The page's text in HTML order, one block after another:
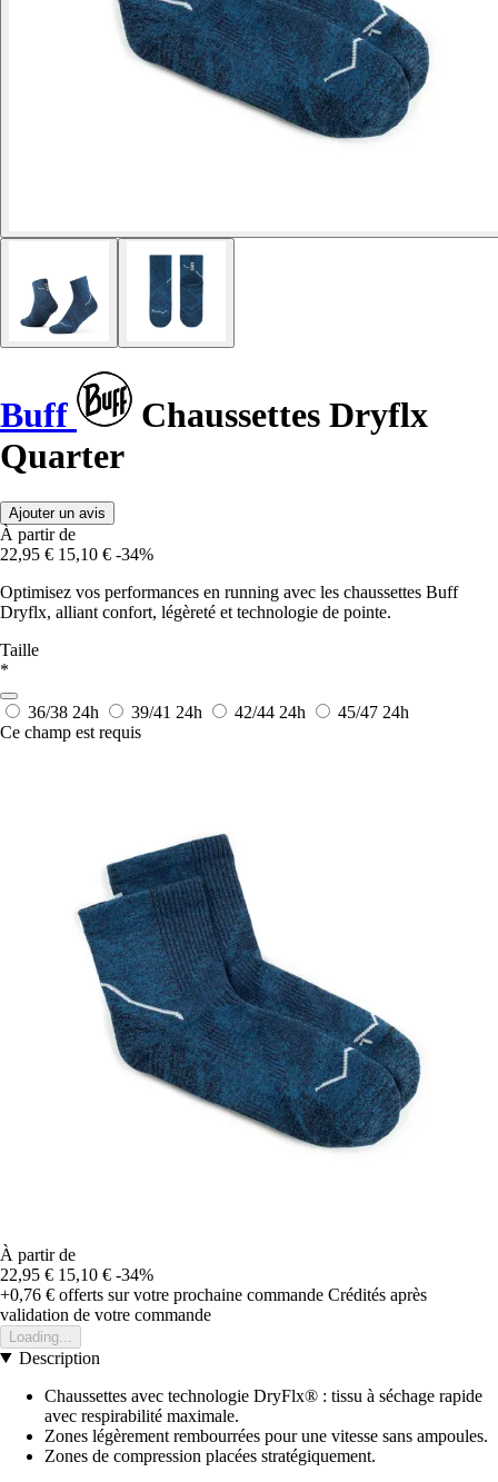
Buff
Chaussettes Dryflx
Quarter
Ajouter un avis
À partir de
22,95 € 15,10 € -34%
Optimisez vos performances en running avec les chaussettes Buff
Dryflx, alliant confort, légèreté et technologie de pointe.
Taille
*
36/38 24h 39/41 24h 42/44 24h 45/47 24h
Ce champ est requis
À partir de
22,95 € 15,10 € -34%
+0,76 € offerts sur votre prochaine commande Crédités après
validation de votre commande
Loading...
Description
Chaussettes avec technologie DryFlx® : tissu à séchage rapide
avec respirabilité maximale.
Zones légèrement rembourrées pour une vitesse sans ampoules.
Zones de compression placées stratégiquement.